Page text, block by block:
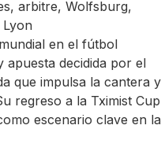
en el fútbol
apuesta decidida por el
que impulsa la cantera y
regreso a la Tximist Cup
escenario clave en la